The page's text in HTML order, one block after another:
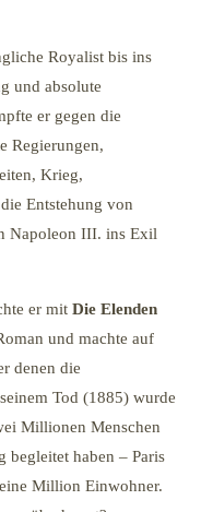
Royalist bis ins
und absolute
er gegen die
Regierungen,
Krieg,
Entstehung von
Napoleon III. ins Exil
er mit Die Elenden
und machte auf
denen die
Tod (1885) wurde
Millionen Menschen
begleitet haben – Paris
Million Einwohner.